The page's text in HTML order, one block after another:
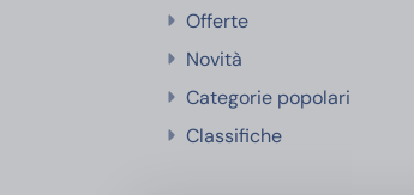
Offerte
Novità
Categorie popolari
Classifiche